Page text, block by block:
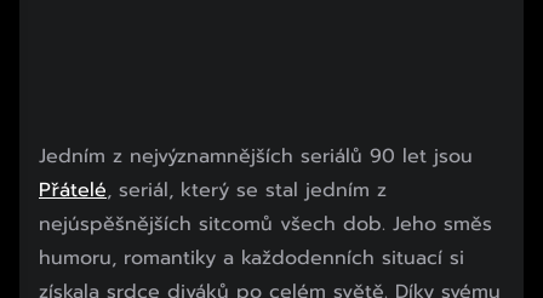
Jedním z nejvýznamnějších seriálů 90 let jsou
Přátelé, seriál, který se stal jedním z
nejúspěšnějších sitcomů všech dob. Jeho směs
humoru, romantiky a každodenních situací si
získala srdce diváků po celém světě. Díky svému